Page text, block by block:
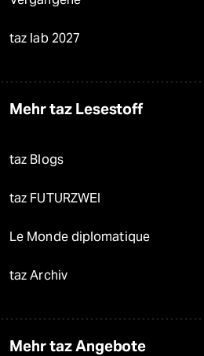
taz lab 2027
Mehr taz Lesestoff
taz Blogs
taz FUTURZWEI
Le Monde diplomatique
taz Archiv
Mehr taz Angebote